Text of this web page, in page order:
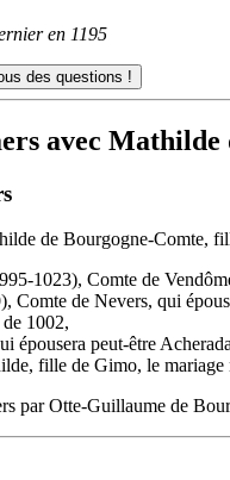
en 1195
avec Mathilde
de Bourgogne-Comte,
1023), Comte de
Comte de Nevers, qui
1002,
épousera peut-être
fille de Gimo, le
par Otte-Guillaume de